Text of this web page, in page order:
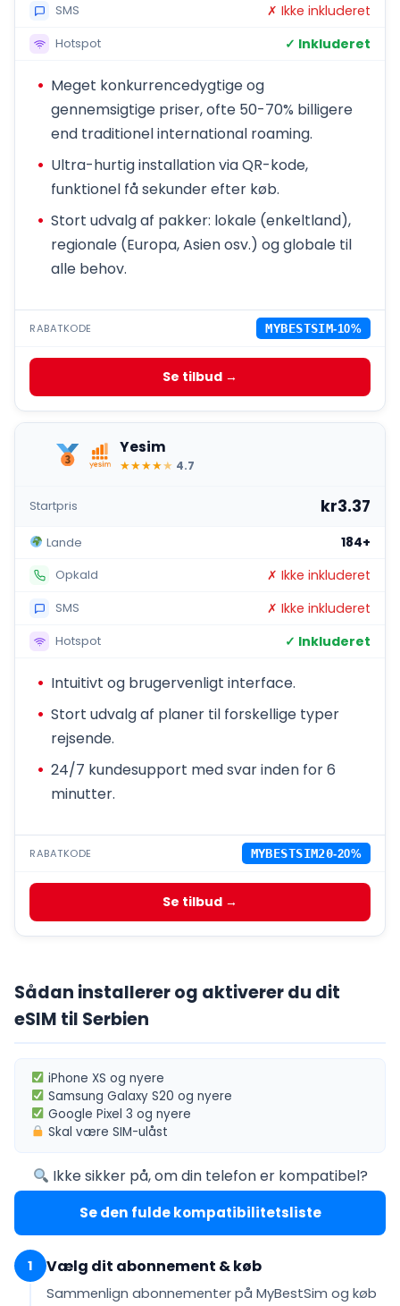
SMS ✗ Ikke inkluderet
Hotspot ✓ Inkluderet
Meget konkurrencedygtige og
gennemsigtige priser, ofte 50-70% billigere
end traditionel international roaming.
Ultra-hurtig installation via QR-kode,
funktionel få sekunder efter køb.
Stort udvalg af pakker: lokale (enkeltland),
regionale (Europa, Asien osv.) og globale til
alle behov.
RABATKODE MYBESTSIM-10%
Se tilbud →
Yesim
★★★★★ 4.7
Startpris kr3.37
Lande 184+
Opkald ✗ Ikke inkluderet
SMS ✗ Ikke inkluderet
Hotspot ✓ Inkluderet
Intuitivt og brugervenligt interface.
Stort udvalg af planer til forskellige typer
rejsende.
24/7 kundesupport med svar inden for 6
minutter.
RABATKODE MYBESTSIM20-20%
Se tilbud →
Sådan installerer og aktiverer du dit
eSIM til Serbien
iPhone XS og nyere
Samsung Galaxy S20 og nyere
Google Pixel 3 og nyere
Skal væreSIM-ulåst
Ikke sikker på, om din telefon er kompatibel?
Se den fulde kompatibilitetsliste
1 Vælg dit abonnement & køb
Sammenlign abonnementer på MyBestSim og køb